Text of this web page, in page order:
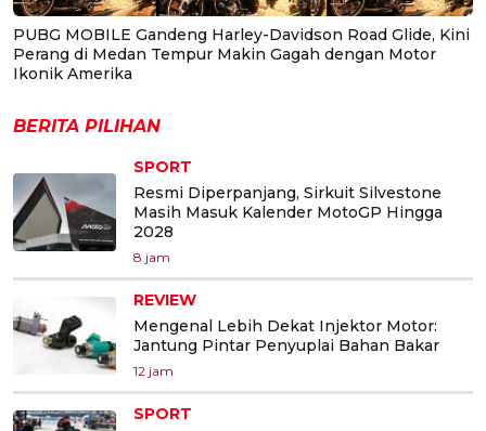
PUBG MOBILE Gandeng Harley-Davidson Road Glide, Kini
Perang di Medan Tempur Makin Gagah dengan Motor
Ikonik Amerika
BERITA PILIHAN
SPORT
Resmi Diperpanjang, Sirkuit Silvestone
Masih Masuk Kalender MotoGP Hingga
2028
8 jam
REVIEW
Mengenal Lebih Dekat Injektor Motor:
Jantung Pintar Penyuplai Bahan Bakar
12 jam
SPORT